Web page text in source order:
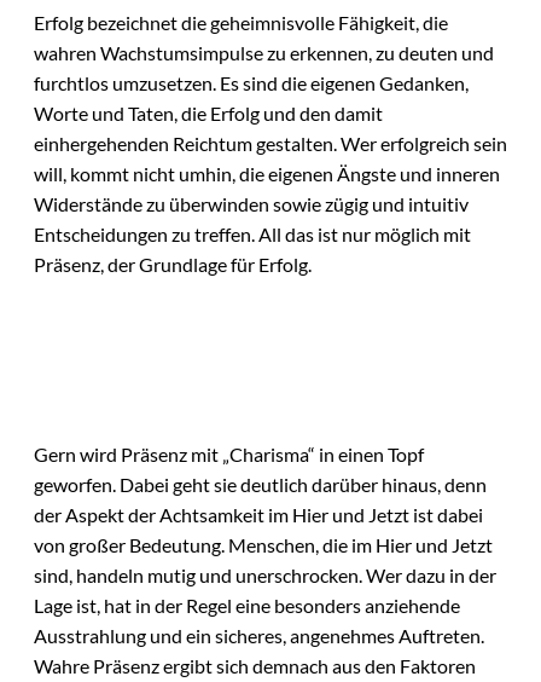
Erfolg bezeichnet die geheimnisvolle Fähigkeit, die
wahren Wachstumsimpulse zu erkennen, zu deuten und
furchtlos umzusetzen. Es sind die eigenen Gedanken,
Worte und Taten, die Erfolg und den damit
einhergehenden Reichtum gestalten. Wer erfolgreich sein
will, kommt nicht umhin, die eigenen Ängste und inneren
Widerstände zu überwinden sowie zügig und intuitiv
Entscheidungen zu treffen. All das ist nur möglich mit
Präsenz, der Grundlage für Erfolg.
Gern wird Präsenz mit „Charisma“ in einen Topf
geworfen. Dabei geht sie deutlich darüber hinaus, denn
der Aspekt der Achtsamkeit im Hier und Jetzt ist dabei
von großer Bedeutung. Menschen, die im Hier und Jetzt
sind, handeln mutig und unerschrocken. Wer dazu in der
Lage ist, hat in der Regel eine besonders anziehende
Ausstrahlung und ein sicheres, angenehmes Auftreten.
Wahre Präsenz ergibt sich demnach aus den Faktoren